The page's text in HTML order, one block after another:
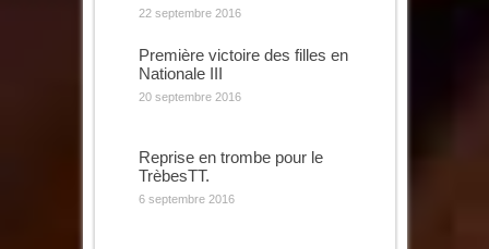
22 septembre 2016
Première victoire des filles en
Nationale III
20 septembre 2016
Reprise en trombe pour le
TrèbesTT.
6 septembre 2016